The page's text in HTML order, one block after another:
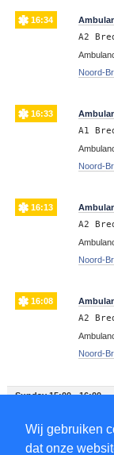
Wij gebruiken
dat onze
16:34
A2
Noord-
16:33
A1
Noord-
16:13
A2
Noord-
16:08
A2
Noord-
Sunday 15:00 - 16:00
15:24
A2